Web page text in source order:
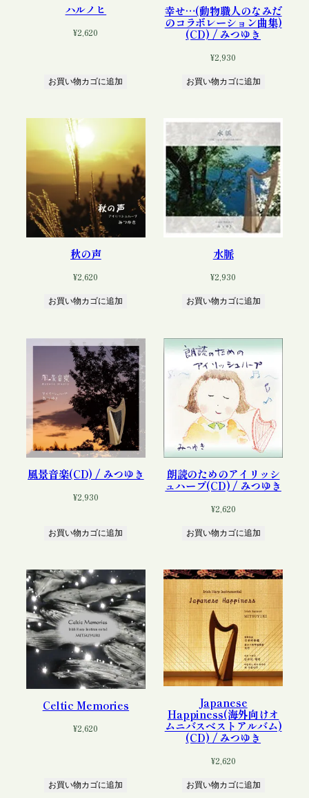
ハルノヒ
¥2,620
お買い物カゴに追加
幸せ…(動物職人のなみだ
のコラボレーション曲集)
(CD) / みつゆき
¥2,930
お買い物カゴに追加
秋の声
¥2,620
お買い物カゴに追加
水脈
¥2,930
お買い物カゴに追加
風景音楽(CD) / みつゆき
¥2,930
お買い物カゴに追加
朗読のためのアイリッシ
ュハープ(CD) / みつゆき
¥2,620
お買い物カゴに追加
Celtic Memories
¥2,620
お買い物カゴに追加
Japanese
Happiness(海外向けオ
ムニバスベストアルバム)
(CD) / みつゆき
¥2,620
お買い物カゴに追加